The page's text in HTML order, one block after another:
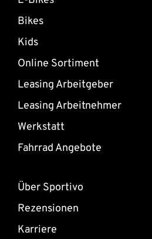
Bikes
Kids
Online Sortiment
Leasing Arbeitgeber
Leasing Arbeitnehmer
Werkstatt
Fahrrad Angebote
Über Sportivo
Rezensionen
Karriere